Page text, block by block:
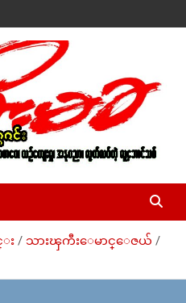
News &
း ၄၀၊ ေက်ာက္တံတား၊ ရန္ကုန္။
၂၁ ၇၄၃ ၇၅၃ ၊ ၀၉ ၅၀၄ ၁၀ ၅၈) ျ
/ ၀၉ ၉၆၃၆၉၉၈၃၄
း
သားၾကီးေမာင္ေဇယ်